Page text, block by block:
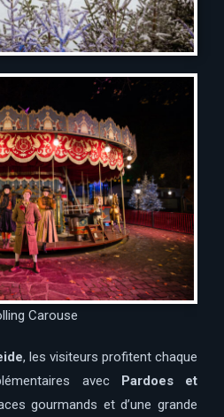
Carouse
, les visiteurs profitent chaque
avec Pardoes et
gourmands et d’une grande